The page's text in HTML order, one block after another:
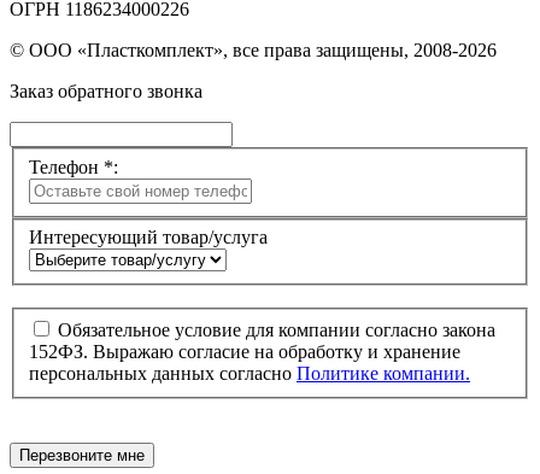
ОГРН 1186234000226
© ООО «Пласткомплект», все права защищены, 2008-2026
Заказ обратного звонка
Телефон *:
Интересующий товар/услуга
Обязательное условие для компании согласно закона
152ФЗ. Выражаю согласие на обработку и хранение
персональных данных согласно Политике компании.
Перезвоните мне